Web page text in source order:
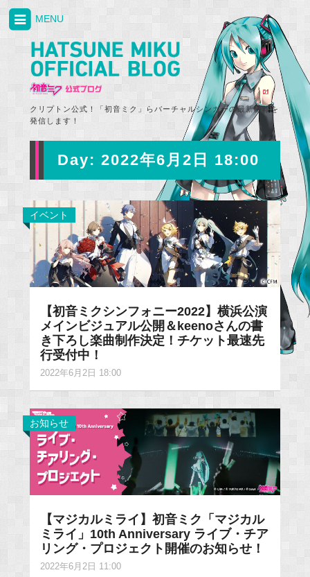
クリプトン公式！「初音ミク」らバーチャルシンガーの最新情報を
発信します！
MENU
Day: 2022年6月2日 18:00
イベント
【初音ミクシンフォニー2022】横浜公演
メインビジュアル公開＆keenoさんの書
き下ろし楽曲制作決定！チケット最速先
行受付中！
2022年6月2日 18:00
お知らせ
【マジカルミライ】初音ミク「マジカル
ミライ」10th Anniversary ライブ・チア
リング・プロジェクト開催のお知らせ！
2022年6月2日 11:00